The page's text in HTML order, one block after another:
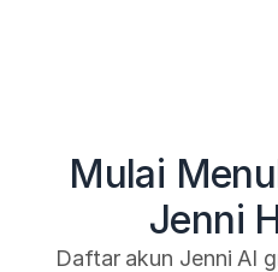
Mulai
Jenni
Daftar akun Jenni AI